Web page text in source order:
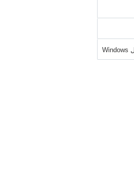
كتالوج البرامج لنظام التشغيل Windows